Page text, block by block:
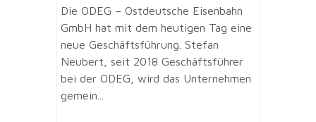
Die ODEG – Ostdeutsche Eisenbahn
GmbH hat mit dem heutigen Tag eine
neue Geschäftsführung. Stefan
Neubert, seit 2018 Geschäftsführer
bei der ODEG, wird das Unternehmen
gemein...